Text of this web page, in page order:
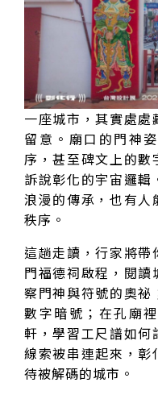
一座城市，其實處處
留意。廟口的門神
序，甚至碑文上的數
訴說彰化的宇宙邏
浪漫的傳承，也有人
秩序。
這趟走讀，行家將
門福德祠啟程，閱
察門神與符號的奧祕
數字暗號；在孔廟
軒，學習工尺譜如
線索被串連起來，
待被解碼的城市。